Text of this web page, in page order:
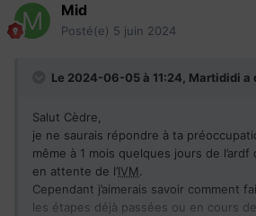
Mid
Posté(e) 5 juin 2024
Le 2024-06-05 à 11:24, Martididi a
Salut Cèdre,
je ne saurais répondre à ta
même à 1 mois quelques jours de
en attente de l’IVM
Cependant j’aimerais savoir comment
les étapes déjà passées ou en cours